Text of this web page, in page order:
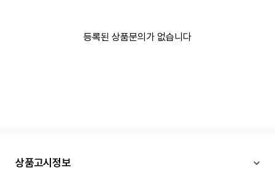
등록된 상품문의가 없습니다
상품고시정보